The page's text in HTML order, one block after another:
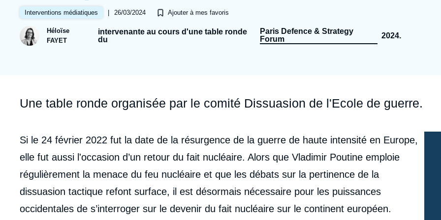
Partenariats et réseaux
Nous soutenir en tant que professionnel
Ramses
Politique étrangère
Intelligence artificielle
Guerre en Ukraine
Europe
Russie - Eurasie
Jeudi 17 septembre 2026 17:30
Interventions médiatiques | 26/03/2024 Ajouter à mes favoris
Héloïse
FAYET
intervenante au cours d'une table ronde
du
Paris Defence & Strategy
Forum
2024.
Accroche
Une table ronde organisée par le comité Dissuasion de l'Ecole de guerre.
Contenu
intervention
médiatique
Si le 24 février 2022 fut la date de la résurgence de la guerre de haute intensité en Europe,
elle fut aussi l'occasion d’un retour du fait nucléaire. Alors que Vladimir Poutine emploie
régulièrement la menace du feu nucléaire et que les débats sur la pertinence de la
dissuasion tactique refont surface, il est désormais nécessaire pour les puissances
occidentales de s’interroger sur le devenir du fait nucléaire sur le continent européen.